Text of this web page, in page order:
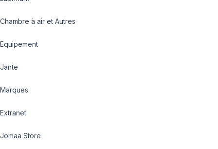
Chambre à air et Autres
Equipement
Jante
Marques
Extranet
Jomaa Store